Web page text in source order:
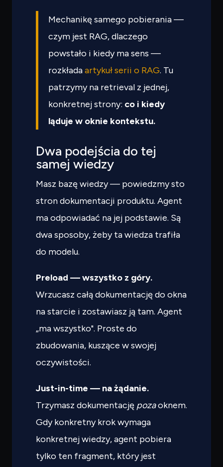
Mechanikę samego pobierania —
czym jest RAG, dlaczego
powstało i kiedy ma sens —
rozkładaartykuł serii o RAG. Tu
patrzymy na retrieval z jednej,
konkretnej strony: co i kiedy
ląduje w oknie kontekstu.
Dwa podejścia do tej
samej wiedzy
Masz bazę wiedzy — powiedzmy sto
stron dokumentacji produktu. Agent
ma odpowiadać na jej podstawie. Są
dwa sposoby, żeby ta wiedza trafiła
do modelu.
Preload — wszystko z góry.
Wrzucasz całą dokumentację do okna
na starcie i zostawiasz ją tam. Agent
„ma wszystko". Proste do
zbudowania, kuszące w swojej
oczywistości.
Just-in-time — na żądanie.
Trzymasz dokumentację pozaoknem.
Gdy konkretny krok wymaga
konkretnej wiedzy, agent pobiera
tylko ten fragment, który jest